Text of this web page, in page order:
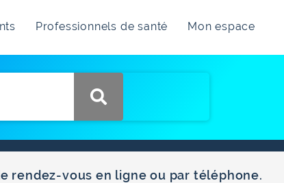
Professionnels de santé Mon espace
rendez-vous en ligne ou par téléphone.